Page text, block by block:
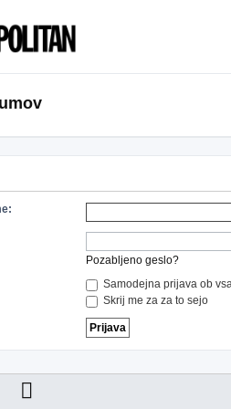
Pozabljeno geslo?
Samodejna prijava ob
Skrij me za za to sejo